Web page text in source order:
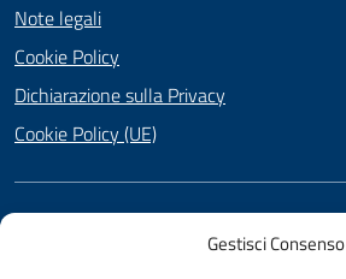
Gestisci Consenso
Note legali
Cookie Policy
Dichiarazione sulla Privacy
Cookie Policy (UE)